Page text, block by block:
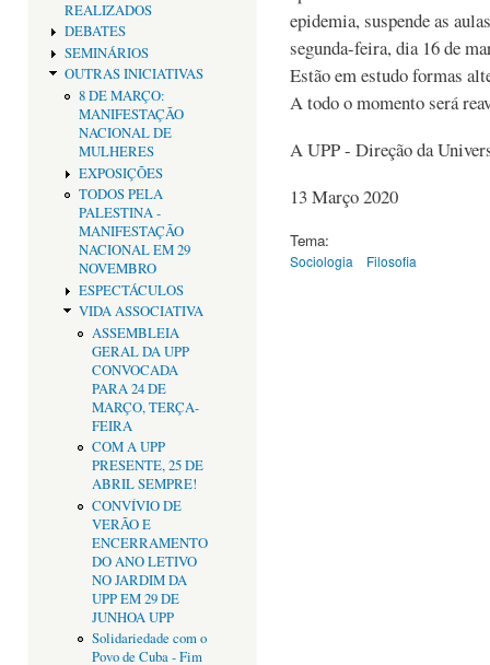
REALIZADOS
DEBATES
SEMINÁRIOS
OUTRAS INICIATIVAS
8 DE MARÇO:
MANIFESTAÇÃO
NACIONAL DE
MULHERES
EXPOSIÇÕES
TODOS PELA
PALESTINA -
MANIFESTAÇÃO
NACIONAL EM 29
NOVEMBRO
ESPECTÁCULOS
VIDA ASSOCIATIVA
ASSEMBLEIA
GERAL DA UPP
CONVOCADA
PARA 24 DE
MARÇO, TERÇA-
FEIRA
COM A UPP
PRESENTE, 25 DE
ABRIL SEMPRE!
CONVÍVIO DE
VERÃO E
ENCERRAMENTO
DO ANO LETIVO
NO JARDIM DA
UPP EM 29 DE
JUNHOA UPP
Solidariedade com o
Povo de Cuba - Fim
epidemia, suspende as
segunda-feira, dia 16 de
Estão em estudo formas
A todo o momento será
A UPP - Direção da
13 Março 2020
Tema:
Sociologia Filosofia